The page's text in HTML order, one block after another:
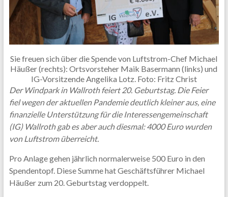
Sie freuen sich über die Spende von Luftstrom-Chef Michael
Häußer (rechts): Ortsvorsteher Maik Basermann (links) und
IG-Vorsitzende Angelika Lotz. Foto: Fritz Christ
Der Windpark in Wallroth feiert 20. Geburtstag. Die Feier
fiel wegen der aktuellen Pandemie deutlich kleiner aus, eine
finanzielle Unterstützung für die Interessengemeinschaft
(IG) Wallroth gab es aber auch diesmal: 4000 Euro wurden
von Luftstrom überreicht.
Pro Anlage gehen jährlich normalerweise 500 Euro in den
Spendentopf. Diese Summe hat Geschäftsführer Michael
Häußer zum 20. Geburtstag verdoppelt.